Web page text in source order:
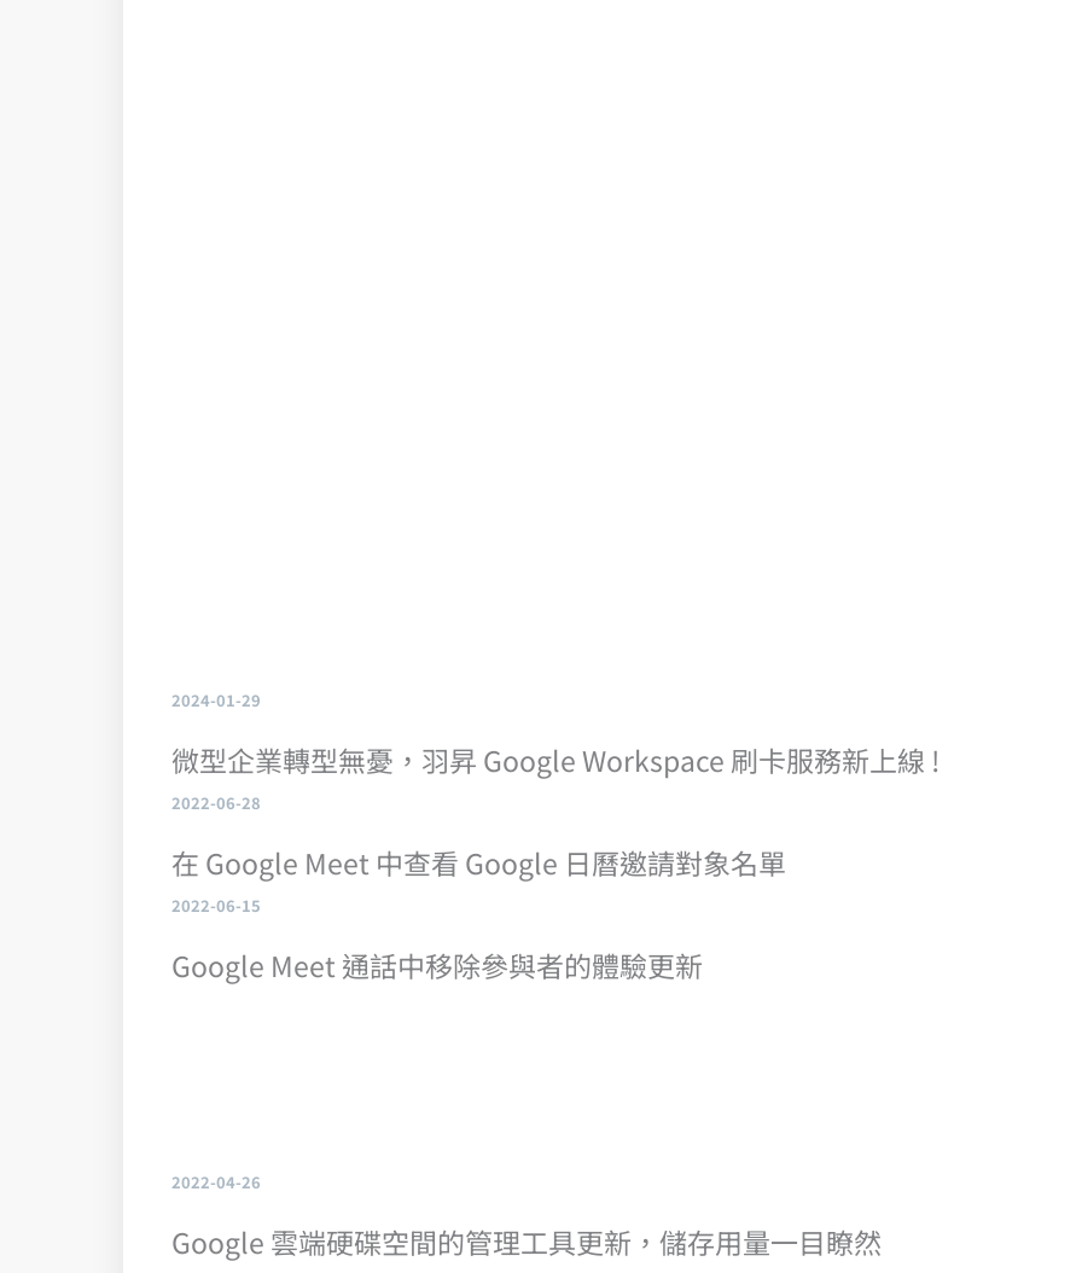
2024-01-29
微型企業轉型無憂，羽昇 Google Workspace 刷卡服務新上線 !
2022-06-28
在 Google Meet 中查看 Google 日曆邀請對象名單
2022-06-15
Google Meet 通話中移除參與者的體驗更新
2022-04-26
Google 雲端硬碟空間的管理工具更新，儲存用量一目瞭然